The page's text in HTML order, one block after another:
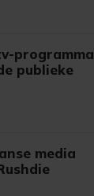
programma
publieke
media